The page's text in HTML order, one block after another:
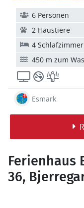
6 Personen
2 Haustiere
4 Schlafzimmer
450 m zum
Esmark
Ferienhaus
36,